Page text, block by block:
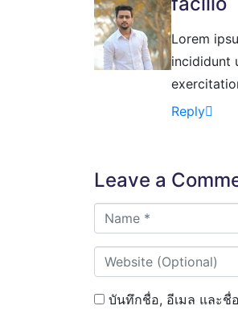
Lorem
incididunt
Reply
Leave a
บันทึกชื่อ, อีเมล และชื่